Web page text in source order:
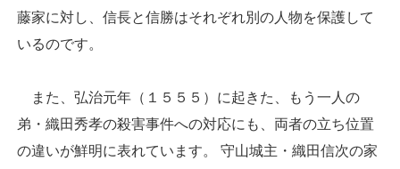
藤家に対し、信長と信勝はそれぞれ別の人物を保護して
いるのです。
また、弘治元年（１５５５）に起きた、もう一人の
弟・織田秀孝の殺害事件への対応にも、両者の立ち位置
の違いが鮮明に表れています。 守山城主・織田信次の家